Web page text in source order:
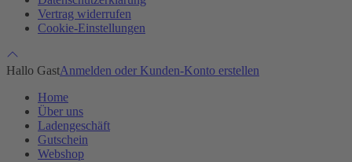
Vertrag widerrufen
Cookie-Einstellungen
Hallo GastAnmelden oder Kunden-Konto erstellen
Home
Über uns
Ladengeschäft
Gutschein
Webshop